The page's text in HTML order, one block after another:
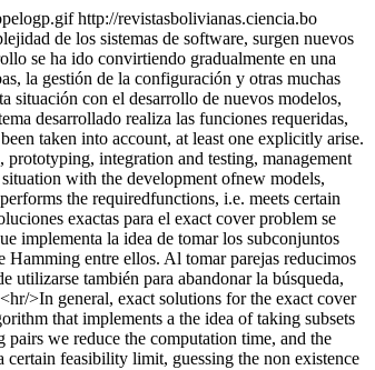
http://revistasbolivianas.ciencia.bo
de los sistemas de software, surgen nuevos
se ha ido convirtiendo gradualmente en una
la gestión de la configuración y otras muchas
situación con el desarrollo de nuevos modelos,
desarrollado realiza las funciones requeridas,
taken into account, at least one explicitly arise.
integration and testing, management
with the development ofnew models,
the requiredfunctions, i.e. meets certain
exactas para el exact cover problem se
implementa la idea de tomar los subconjuntos
Hamming entre ellos. Al tomar parejas reducimos
utilizarse también para abandonar la búsqueda,
>In general, exact solutions for the exact cover
that implements a the idea of taking subsets
we reduce the computation time, and the
certain feasibility limit, guessing the non existence